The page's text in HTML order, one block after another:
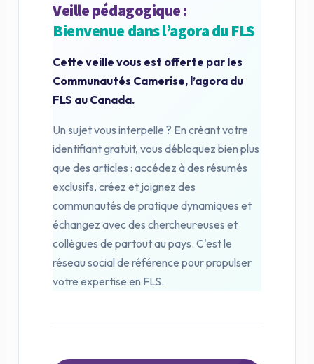
Veille pédagogique :
Bienvenue dans l’agora du FLS
Cette veille vous est offerte par les
Communautés Camerise, l’agora du
FLS au Canada.
Un sujet vous interpelle ? En créant votre
identifiant gratuit, vous débloquez bien plus
que des articles : accédez à des résumés
exclusifs, créez et joignez des
communautés de pratique dynamiques et
échangez avec des chercheur·euses et
collègues de partout au pays. C'est le
réseau social de référence pour propulser
votre expertise en FLS.